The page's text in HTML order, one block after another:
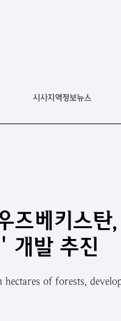
시사지역정보뉴스
즈베키스
개발 추진
of forests,